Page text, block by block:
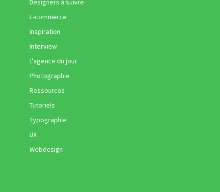
Designers à suivre
E-commerce
Inspiration
Interview
L'agence du jour
Photographie
Ressources
Tutoriels
Typographie
UX
Webdesign